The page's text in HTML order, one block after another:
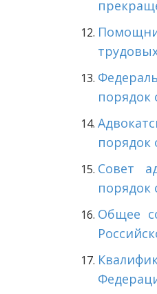
порядок
порядок
Совет
порядок
Общее